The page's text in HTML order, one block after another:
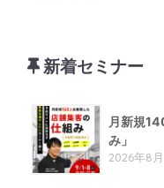
新着セミナー
月新規
み」
2026年8